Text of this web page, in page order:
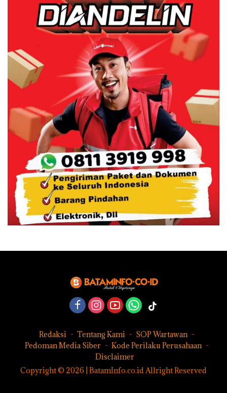
Redaksi Tentang Kami
SOP Wartawan
Pedoman Media Siber
Kode Perilaku Perusahaan
Disclaimer
Copyright © 2026 | BatamInfo.co.id Allright Reserved